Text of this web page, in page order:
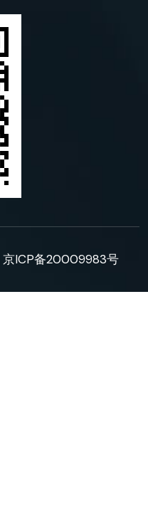
京ICP备20009983号